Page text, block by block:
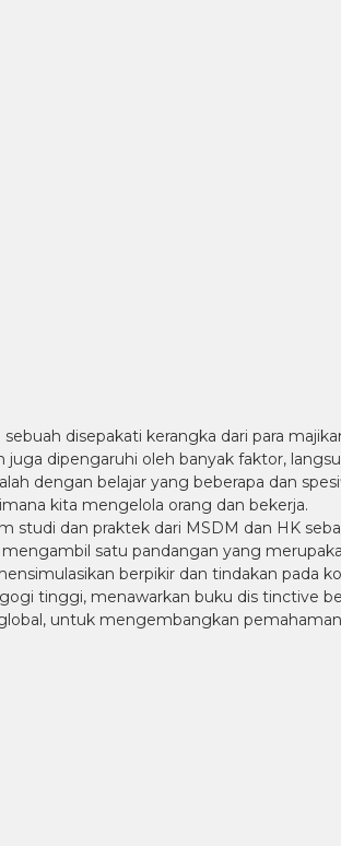
disepakati kerangka dari para
dipengaruhi oleh banyak faktor,
dengan belajar yang beberapa dan
kita mengelola orang dan bekerja.
dan praktek dari MSDM dan HK
satu pandangan yang
berpikir dan tindakan pada
tinggi, menawarkan buku dis tinctive
untuk mengembangkan